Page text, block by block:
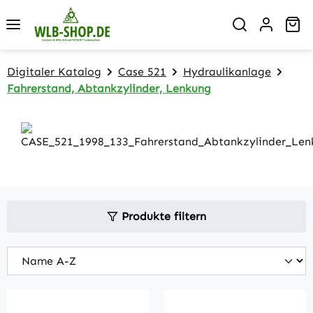
Zum Hauptinhalt springen
Digitaler Katalog Case 521
Hydraulikanlage
Fahrerstand, Abtankzylinder, Lenkung
Produkte filtern